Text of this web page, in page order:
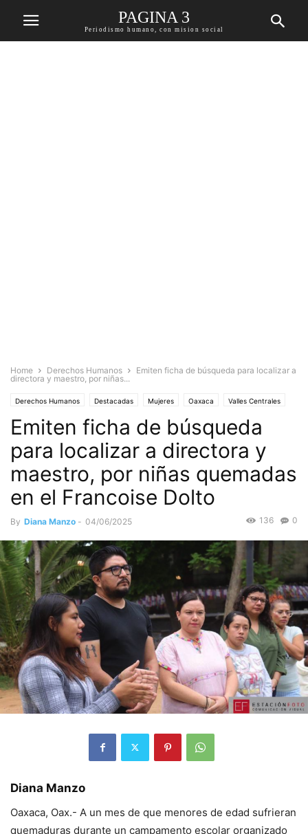
PAGINA 3
Periodismo humano, con mision social
Home Derechos Humanos
Emiten ficha de búsqueda para localizar a
directora y maestro, por niñas...
Derechos Humanos Destacadas Mujeres Oaxaca Valles Centrales
Emiten ficha de búsqueda
para localizar a directora y
maestro, por niñas quemadas
en el Francoise Dolto
By Diana Manzo - 04/06/2025 0
136
Diana Manzo
Oaxaca, Oax.- A un mes de que menores de edad sufrieran
quemaduras durante un campamento escolar organizado